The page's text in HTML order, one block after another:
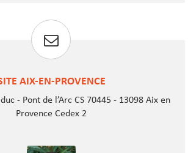
AIX-EN-PROVENCE
- Pont de l’Arc CS 70445 - 13098 Aix en
Provence Cedex 2